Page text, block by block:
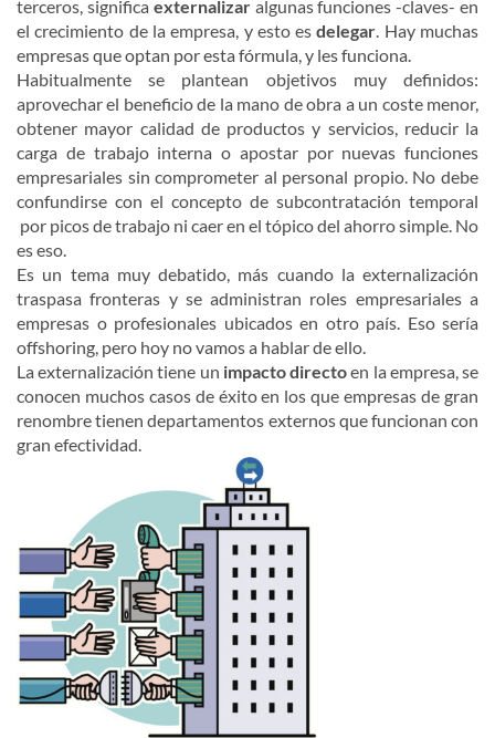
terceros, significa externalizar algunas funciones -claves- en
el crecimiento de la empresa, y esto esdelegar . Hay muchas
empresas que optan por esta fórmula, y les funciona.
Habitualmente se plantean objetivos muy definidos:
aprovechar el beneficio de la mano de obra a un coste menor,
obtener mayor calidad de productos y servicios, reducir la
carga de trabajo interna o apostar por nuevas funciones
empresariales sin comprometer al personal propio. No debe
confundirse con el concepto de subcontratación temporal
por picos de trabajo ni caer en el tópico del ahorro simple. No
es eso.
Es un tema muy debatido, más cuando la externalización
traspasa fronteras y se administran roles empresariales a
empresas o profesionales ubicados en otro país. Eso sería
offshoring, pero hoy no vamos a hablar de ello.
La externalización tiene un impacto directoen la empresa, se
conocen muchos casos de éxito en los que empresas de gran
renombre tienen departamentos externos que funcionan con
gran efectividad.